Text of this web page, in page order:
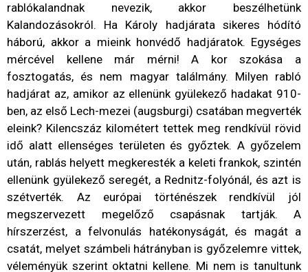
rablókalandnak nevezik, akkor beszélhetünk
Kalandozásokról. Ha Károly hadjárata sikeres hódító
háború, akkor a mieink honvédő hadjáratok. Egységes
mércével kellene már mérni! A kor szokása a
fosztogatás, és nem magyar találmány. Milyen rabló
hadjárat az, amikor az ellenünk gyülekező hadakat 910-
ben, az első Lech-mezei (augsburgi) csatában megverték
eleink? Kilencszáz kilométert tettek meg rendkívül rövid
idő alatt ellenséges területen és győztek. A győzelem
után, rablás helyett megkeresték a keleti frankok, szintén
ellenünk gyülekező seregét, a Rednitz-folyónál, és azt is
szétverték. Az európai történészek rendkívül jól
megszervezett megelőző csapásnak tartják. A
hírszerzést, a felvonulás hatékonyságát, és magát a
csatát, melyet számbeli hátrányban is győzelemre vittek,
véleményük szerint oktatni kellene. Mi nem is tanultunk